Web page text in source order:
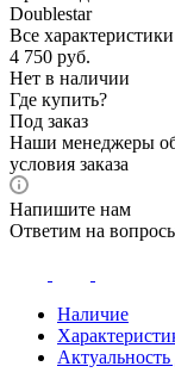
Doublestar
Все характеристики
4 750 руб.
Нет в наличии
Где купить?
Под заказ
Наши менеджеры
условия заказа
Напишите нам
Ответим на
Наличие